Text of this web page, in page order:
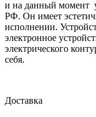
и на данный момент
РФ. Он имеет
исполнении.
электронное
электрического
себя.
Доставка